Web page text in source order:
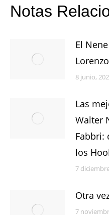
Notas
El
Lorenzo
8 junio,
Las
Walter
Fabbri:
los
7
Otra
7